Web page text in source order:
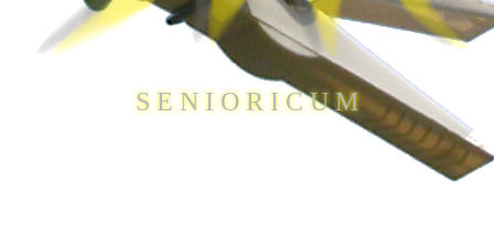
S E N I O R I C U M